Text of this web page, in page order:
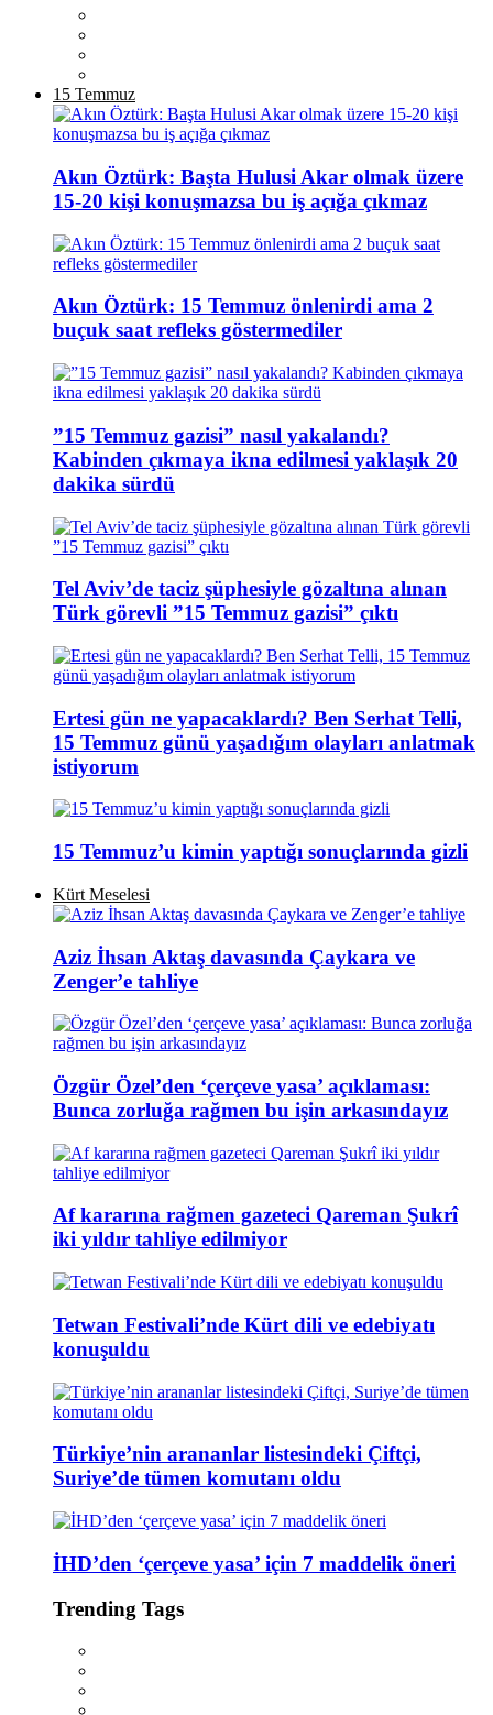
15 Temmuz
Akın Öztürk: Başta Hulusi Akar olmak üzere
15-20 kişi konuşmazsa bu iş açığa çıkmaz
Akın Öztürk: 15 Temmuz önlenirdi ama 2
buçuk saat refleks göstermediler
”15 Temmuz gazisi” nasıl yakalandı?
Kabinden çıkmaya ikna edilmesi yaklaşık 20
dakika sürdü
Tel Aviv’de taciz şüphesiyle gözaltına alınan
Türk görevli ”15 Temmuz gazisi” çıktı
Ertesi gün ne yapacaklardı? Ben Serhat Telli,
15 Temmuz günü yaşadığım olayları anlatmak
istiyorum
15 Temmuz’u kimin yaptığı sonuçlarında gizli
Kürt Meselesi
Aziz İhsan Aktaş davasında Çaykara ve
Zenger’e tahliye
Özgür Özel’den ‘çerçeve yasa’ açıklaması:
Bunca zorluğa rağmen bu işin arkasındayız
Af kararına rağmen gazeteci Qareman Şukrî
iki yıldır tahliye edilmiyor
Tetwan Festivali’nde Kürt dili ve edebiyatı
konuşuldu
Türkiye’nin arananlar listesindeki Çiftçi,
Suriye’de tümen komutanı oldu
İHD’den ‘çerçeve yasa’ için 7 maddelik öneri
Trending Tags